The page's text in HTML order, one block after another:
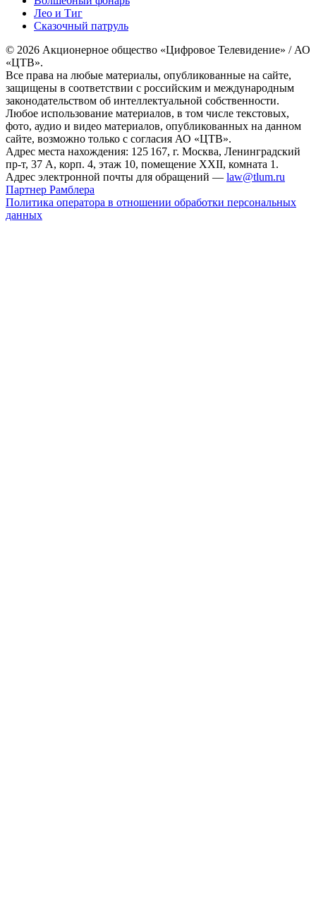
Лео и Тиг
Сказочный патруль
© 2026 Акционерное общество «Цифровое Телевидение» / АО
«ЦТВ».
Все права на любые материалы, опубликованные на сайте,
защищены в соответствии с российским и международным
законодательством об интеллектуальной собственности.
Любое использование материалов, в том числе текстовых,
фото, аудио и видео материалов, опубликованных на данном
сайте, возможно только с согласия АО «ЦТВ».
Адрес места нахождения: 125 167, г. Москва, Ленинградский
пр-т, 37 А, корп. 4, этаж 10, помещение XXII, комната 1.
Адрес электронной почты для обращений — law@tlum.ru
Партнер Рамблера
Политика оператора в отношении обработки персональных
данных